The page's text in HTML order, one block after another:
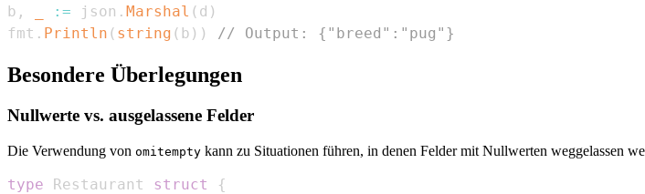
b , := json . Marshal ( d )
fmt . Println ( string ( b ) ) // Output: {"breed":"pug"}
Besondere Überlegungen
Nullwerte vs. ausgelassene Felder
Die Verwendung von omitempty kann zu Situationen führen, in denen Felder mit Nullwerten weggelassen
type Restaurant struct
{